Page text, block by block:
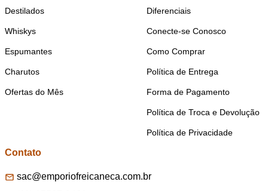
Destilados
Whiskys
Espumantes
Charutos
Ofertas do Mês
Diferenciais
Conecte-se Conosco
Como Comprar
Política de Entrega
Forma de Pagamento
Política de Troca e Devolução
Política de Privacidade
Contato
sac@emporiofreicaneca.com.br